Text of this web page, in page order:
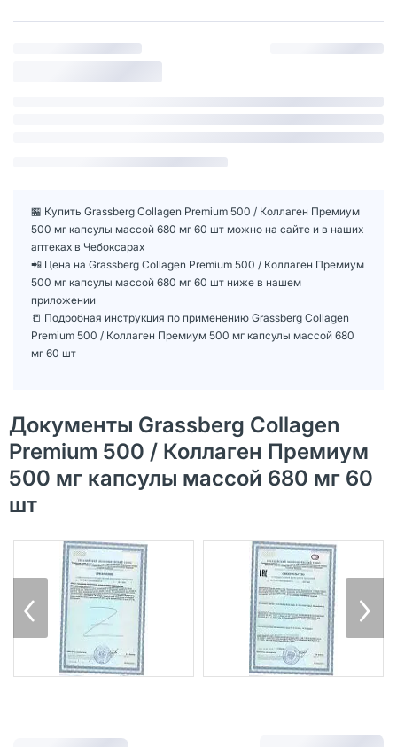
🏪 Купить Grassberg Collagen Premium 500 / Коллаген Премиум
500 мг капсулы массой 680 мг 60 шт можно на сайте и в наших
аптеках в Чебоксарах
📲 Цена на Grassberg Collagen Premium 500 / Коллаген Премиум
500 мг капсулы массой 680 мг 60 шт ниже в нашем
приложении
📒 Подробная инструкция по применению Grassberg Collagen
Premium 500 / Коллаген Премиум 500 мг капсулы массой 680
мг 60 шт
Документы Grassberg Collagen
Premium 500 / Коллаген Премиум
500 мг капсулы массой 680 мг 60
шт